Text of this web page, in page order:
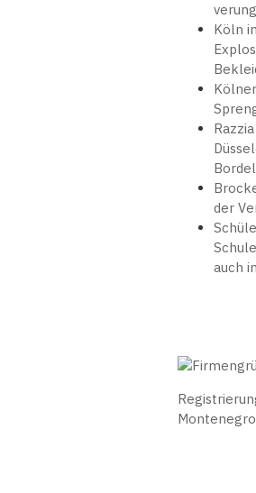
Köln
der
auch
Montenegro